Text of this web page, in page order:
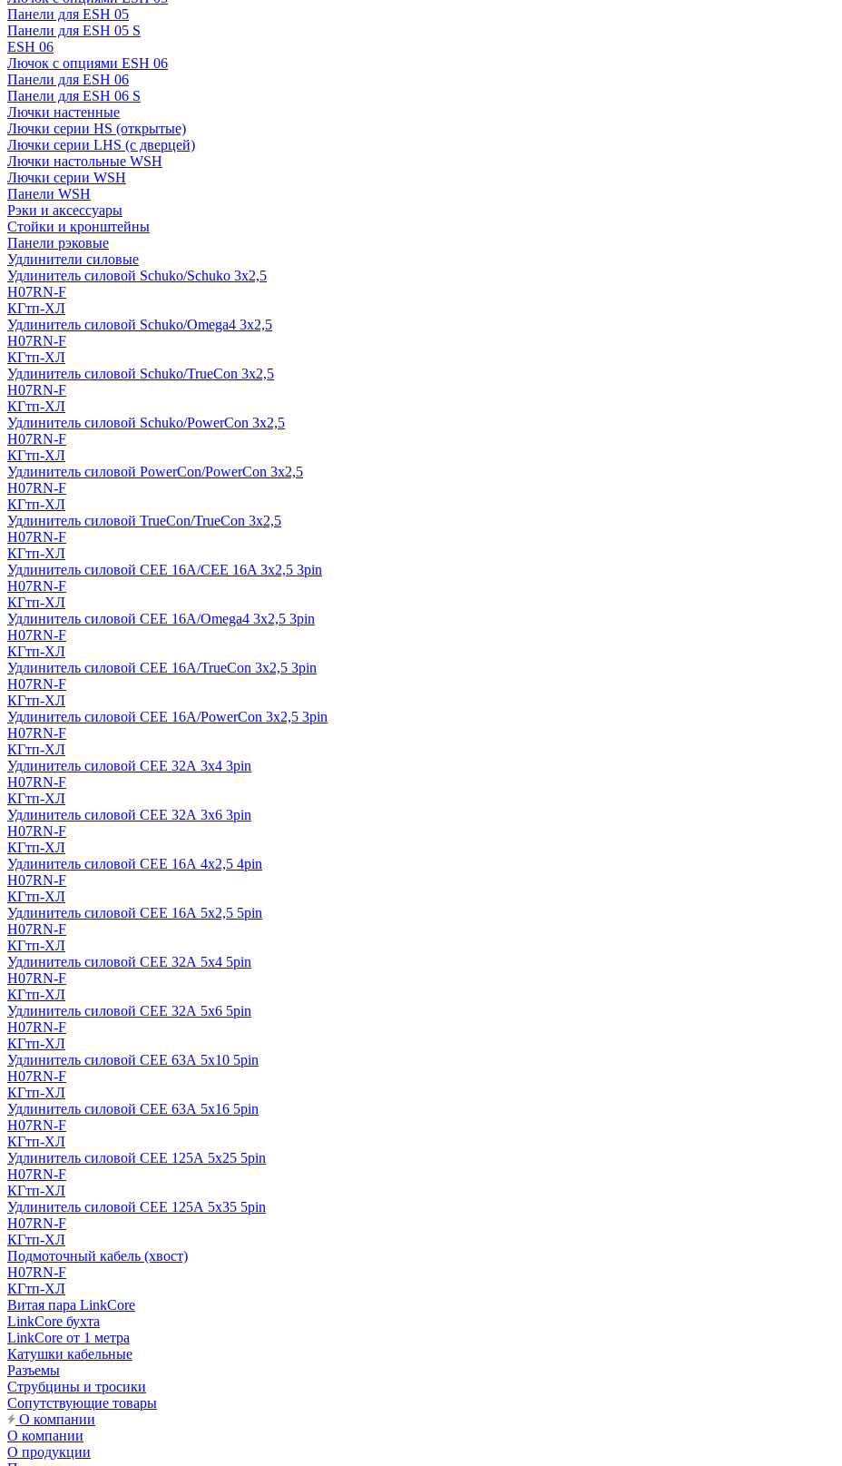
Панели для ESH 05
Панели для ESH 05 S
ESH 06
Лючок с опциями ESH 06
Панели для ESH 06
Панели для ESH 06 S
Лючки настенные
Лючки серии HS (открытые)
Лючки серии LHS (с дверцей)
Лючки настольные WSH
Лючки серии WSH
Панели WSH
Рэки и аксессуары
Стойки и кронштейны
Панели рэковые
Удлинители силовые
Удлинитель силовой Schuko/Schuko 3х2,5
H07RN-F
КГтп-ХЛ
Удлинитель силовой Schuko/Omega4 3х2,5
H07RN-F
КГтп-ХЛ
Удлинитель силовой Schuko/TrueCon 3х2,5
H07RN-F
КГтп-ХЛ
Удлинитель силовой Schuko/PowerCon 3х2,5
H07RN-F
КГтп-ХЛ
Удлинитель силовой PowerCon/PowerCon 3х2,5
H07RN-F
КГтп-ХЛ
Удлинитель силовой TrueCon/TrueCon 3х2,5
H07RN-F
КГтп-ХЛ
Удлинитель силовой CEE 16A/CEE 16A 3х2,5 3pin
H07RN-F
КГтп-ХЛ
Удлинитель силовой CEE 16A/Omega4 3х2,5 3pin
H07RN-F
КГтп-ХЛ
Удлинитель силовой CEE 16A/TrueCon 3х2,5 3pin
H07RN-F
КГтп-ХЛ
Удлинитель силовой CEE 16A/PowerCon 3х2,5 3pin
H07RN-F
КГтп-ХЛ
Удлинитель силовой CEE 32А 3х4 3pin
H07RN-F
КГтп-ХЛ
Удлинитель силовой CEE 32А 3х6 3pin
H07RN-F
КГтп-ХЛ
Удлинитель силовой CEE 16А 4х2,5 4pin
H07RN-F
КГтп-ХЛ
Удлинитель силовой CEE 16А 5x2,5 5pin
H07RN-F
КГтп-ХЛ
Удлинитель силовой CEE 32А 5x4 5pin
H07RN-F
КГтп-ХЛ
Удлинитель силовой CEE 32А 5x6 5pin
H07RN-F
КГтп-ХЛ
Удлинитель силовой CEE 63А 5x10 5pin
H07RN-F
КГтп-ХЛ
Удлинитель силовой CEE 63А 5x16 5pin
H07RN-F
КГтп-ХЛ
Удлинитель силовой CEE 125А 5x25 5pin
H07RN-F
КГтп-ХЛ
Удлинитель силовой CEE 125А 5x35 5pin
H07RN-F
КГтп-ХЛ
Подмоточный кабель (хвост)
H07RN-F
КГтп-ХЛ
Витая пара LinkCore
LinkCore бухта
LinkCore от 1 метра
Катушки кабельные
Разъемы
Струбцины и тросики
Сопутствующие товары
О компании
О компании
О продукции